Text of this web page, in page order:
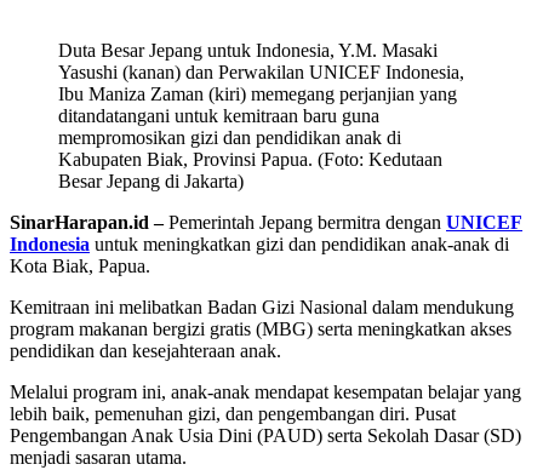
Duta Besar Jepang untuk Indonesia, Y.M. Masaki
Yasushi (kanan) dan Perwakilan UNICEF Indonesia,
Ibu Maniza Zaman (kiri) memegang perjanjian yang
ditandatangani untuk kemitraan baru guna
mempromosikan gizi dan pendidikan anak di
Kabupaten Biak, Provinsi Papua. (Foto: Kedutaan
Besar Jepang di Jakarta)
SinarHarapan.id –Pemerintah Jepang bermitra dengan UNICEF
Indonesia untuk meningkatkan gizi dan pendidikan anak-anak di
Kota Biak, Papua.
Kemitraan ini melibatkan Badan Gizi Nasional dalam mendukung
program makanan bergizi gratis (MBG) serta meningkatkan akses
pendidikan dan kesejahteraan anak.
Melalui program ini, anak-anak mendapat kesempatan belajar yang
lebih baik, pemenuhan gizi, dan pengembangan diri. Pusat
Pengembangan Anak Usia Dini (PAUD) serta Sekolah Dasar (SD)
menjadi sasaran utama.